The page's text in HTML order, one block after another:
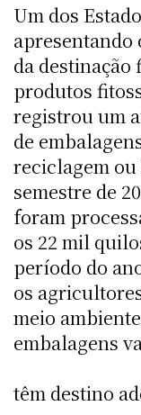
Um dos
apresentando
da destinação
produtos
registrou um
de
reciclagem
semestre de
foram
os 22 mil
período do
os
meio
embalagens
têm destino